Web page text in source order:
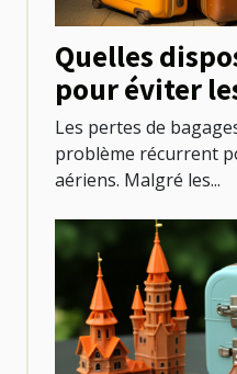
Quelles
pour éviter
bagages lors
avion ?
Les pertes de
problème récurrent
aériens. Malgré les...